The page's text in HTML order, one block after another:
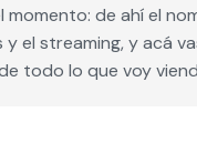
momento: de ahí el
y el streaming, y acá
todo lo que voy